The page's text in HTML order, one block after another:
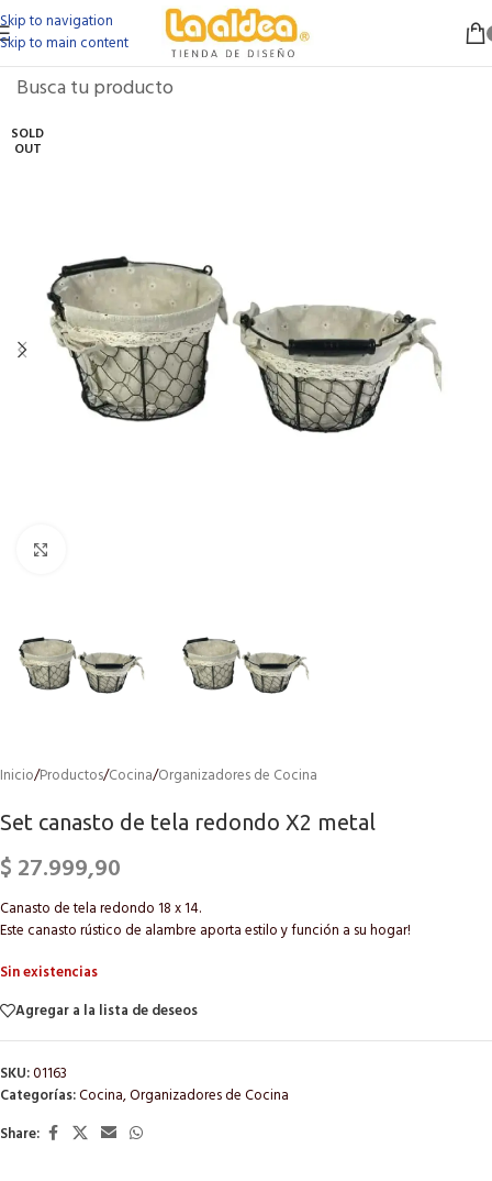
Skip to navigation
Skip to main content
SOLD
OUT
Inicio/Productos/Cocina/Organizadores de Cocina
Set canasto de tela redondo X2 metal
$ 27.999,90
Canasto de tela redondo 18 x 14.
Este canasto rústico de alambre aporta estilo y función a su hogar!
Sin existencias
Agregar a la lista de deseos
SKU:01163
Categorías:Cocina,Organizadores de Cocina
Share: